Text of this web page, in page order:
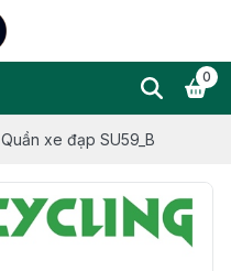
0
Quần xe đạp SU59_B